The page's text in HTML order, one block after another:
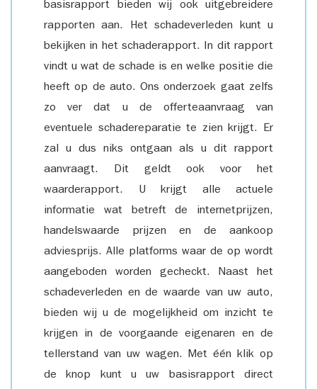
basisrapport bieden wij ook uitgebreidere
rapporten aan. Het schadeverleden kunt u
bekijken in het schaderapport. In dit rapport
vindt u wat de schade is en welke positie die
heeft op de auto. Ons onderzoek gaat zelfs
zo ver dat u de offerteaanvraag van
eventuele schadereparatie te zien krijgt. Er
zal u dus niks ontgaan als u dit rapport
aanvraagt. Dit geldt ook voor het
waarderapport. U krijgt alle actuele
informatie wat betreft de internetprijzen,
handelswaarde prijzen en de aankoop
adviesprijs. Alle platforms waar de op wordt
aangeboden worden gecheckt. Naast het
schadeverleden en de waarde van uw auto,
bieden wij u de mogelijkheid om inzicht te
krijgen in de voorgaande eigenaren en de
tellerstand van uw wagen. Met één klik op
de knop kunt u uw basisrapport direct